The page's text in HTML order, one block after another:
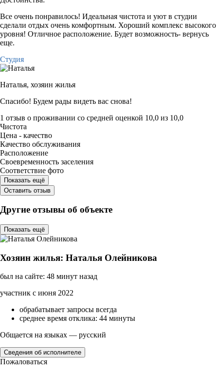
Все очень понравилось! Идеальная чистота и уют в студии
сделали отдых очень комфортным. Хороший комплекс высокого
уровня! Отличное расположение. Будет возможность- вернусь
еще.
Студия
Наталья, хозяин жилья
Спасибо! Будем рады видеть вас снова!
1 отзыв о проживании со средней оценкой 10,0 из 10,0
Чистота
Цена - качество
Качество обслуживания
Расположение
Своевременность заселения
Соответствие фото
Показать ещё
Оставить отзыв
Другие отзывы об объекте
Показать ещё
Хозяин жилья: Наталья Олейникова
был на сайте: 48 минут назад
участник с июня 2022
обрабатывает запросы всегда
среднее время отклика: 44 минуты
Общается на языках — русский
Сведения об исполнителе
Пожаловаться